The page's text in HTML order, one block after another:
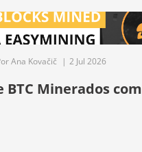
Ana Kovačič | 2 Jul 2026
BTC Minerados com